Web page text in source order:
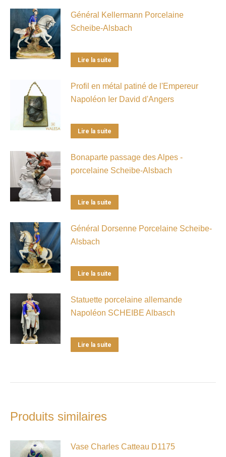
Général Kellermann Porcelaine
Scheibe-Alsbach
Lire la suite
Profil en métal patiné de l'Empereur
Napoléon Ier David d'Angers
Lire la suite
Bonaparte passage des Alpes -
porcelaine Scheibe-Alsbach
Lire la suite
Général Dorsenne Porcelaine Scheibe-
Alsbach
Lire la suite
Statuette porcelaine allemande
Napoléon SCHEIBE Albasch
Lire la suite
Produits similaires
Vase Charles Catteau D1175